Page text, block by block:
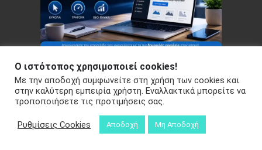
Copyright © 2026 Your e-articles - WordPress Theme : by
Sparkle Themes Πολιτική Απορρήτου
Ο ιστότοπος χρησιμοποιεί cookies!
Με την αποδοχή συμφωνείτε στη χρήση των cookies και
στην καλύτερη εμπειρία χρήστη. Εναλλακτικά μπορείτε να
τροποποιήσετε τις προτιμήσεις σας.
Ρυθμίσεις Cookies Αποδοχή Μη Αποδοχή